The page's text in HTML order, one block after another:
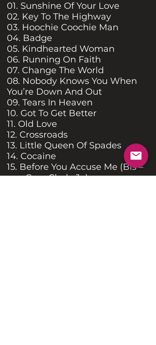
01. Sunshine Of Your Love
02. Key To The Highway
03. Hoochie Coochie Man
04. Badge
05. Kindhearted Woman
06. Running On Faith
07. Change The World
08. Nobody Knows You When
You’re Down And Out
09. Tears In Heaven
10. Got To Get Better
11. Old Love
12. Crossroads
13. Little Queen Of Spades
14. Cocaine
15. Before You Accuse Me (Bis –
con Gary Clark, Jr.)